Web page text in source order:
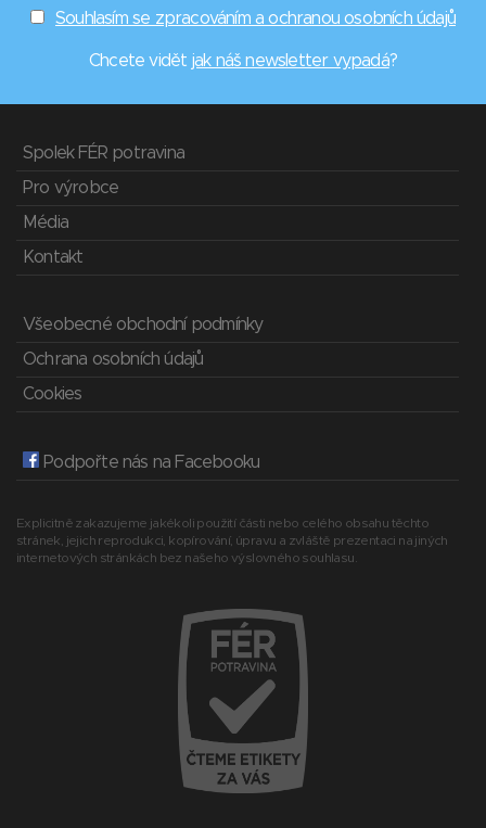
Souhlasím se zpracováním a ochranou osobních údajů
Chcete vidět jak náš newsletter vypadá?
Spolek FÉR potravina
Pro výrobce
Média
Kontakt
Všeobecné obchodní podmínky
Ochrana osobních údajů
Cookies
Podpořte nás na Facebooku
Explicitně zakazujeme jakékoli použití části nebo celého obsahu těchto
stránek, jejich reprodukci, kopírování, úpravu a zvláště prezentaci na jiných
internetových stránkách bez našeho výslovného souhlasu.